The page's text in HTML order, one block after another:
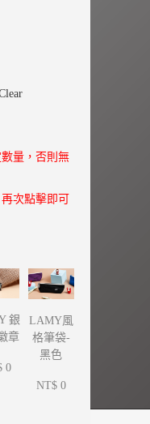
量，否則無
次點擊即可
銀
章
0
LAMY風
格筆袋-
黑色
NT$ 0